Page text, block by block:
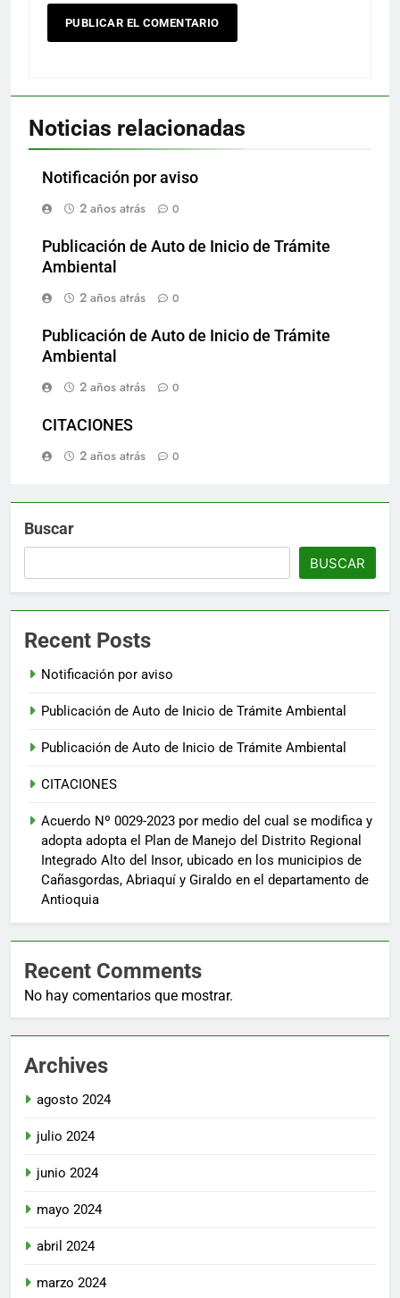
Noticias relacionadas
Notificación por aviso
2 años atrás
0
Publicación de Auto de Inicio de Trámite
Ambiental
2 años atrás
0
Publicación de Auto de Inicio de Trámite
Ambiental
2 años atrás
0
CITACIONES
2 años atrás
0
Buscar
BUSCAR
Recent Posts
Notificación por aviso
Publicación de Auto de Inicio de Trámite Ambiental
Publicación de Auto de Inicio de Trámite Ambiental
CITACIONES
Acuerdo Nº 0029-2023 por medio del cual se modifica y
adopta adopta el Plan de Manejo del Distrito Regional
Integrado Alto del Insor, ubicado en los municipios de
Cañasgordas, Abriaquí y Giraldo en el departamento de
Antioquia
Recent Comments
No hay comentarios que mostrar.
Archives
agosto 2024
julio 2024
junio 2024
mayo 2024
abril 2024
marzo 2024